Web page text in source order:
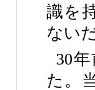
識を
ない
30
た。